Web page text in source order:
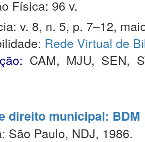
Física: 96 v.
v. 8, n. 5, p. 7–12,
Rede Virtual de
CAM, MJU, SEN,
direito municipal: BDM
São Paulo, NDJ, 1986.